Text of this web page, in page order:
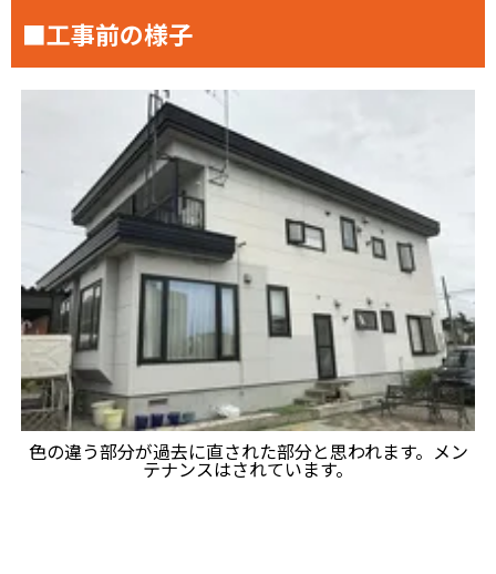
■工事前の様子
色の違う部分が過去に直された部分と思われます。メン
テナンスはされています。